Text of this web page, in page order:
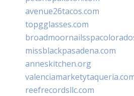
avenue26tacos.com
topgglasses.com
missblackpasadena.com
anneskitchen.org
reefrecordsllc.com